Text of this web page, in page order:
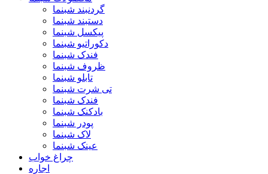
گردنبند شبنما
دستبند شبنما
پیکسل شبنما
دکوراتیو شبنما
فندک شبنما
ظروف شبنما
تابلو شبنما
تی شرت شبنما
فندک شبنما
بادکنک شبنما
پودر شبنما
لاک شبنما
عینک شبنما
چراغ خواب
اجاره